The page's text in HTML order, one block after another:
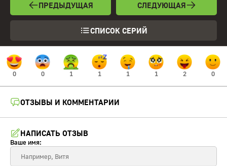
ПРЕДЫДУЩАЯ
СПИСОК СЕРИЙ
СЛЕДУЮЩАЯ
0 0 1 1 1 1 2 0
ОТЗЫВЫ И КОММЕНТАРИИ
НАПИСАТЬ ОТЗЫВ
Ваше имя: